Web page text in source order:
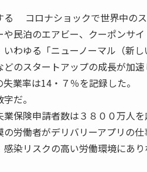
る コロナショックで世界中のス
民泊のエアビー、クーポンサ
わゆる「ニューノーマル（新
のスタートアップの成長が加速
業率は14・７％を記録した。
だ。
保険申請者数は３８００万人を
労働者がデリバリーアプリの仕
染リスクの高い労働環境にあ